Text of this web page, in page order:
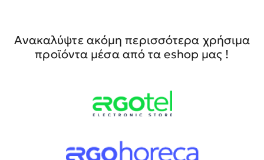
Ανακαλύψτε ακόμη περισσότερα χρήσιμα
προϊόντα μέσα από τα eshop μας !